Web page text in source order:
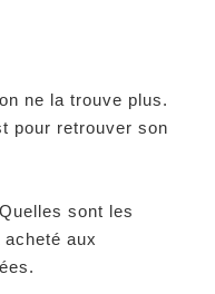
ne la trouve plus.
pour retrouver son
sont les
aux